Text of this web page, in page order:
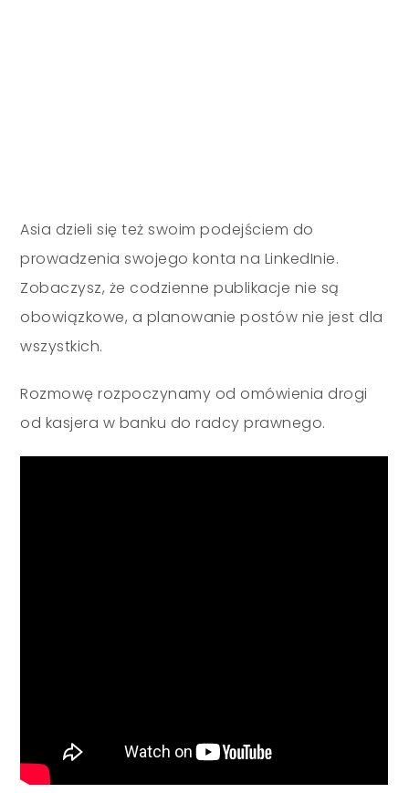
Asia dzieli się też swoim podejściem do
prowadzenia swojego konta na LinkedInie.
Zobaczysz, że codzienne publikacje nie są
obowiązkowe, a planowanie postów nie jest dla
wszystkich.
Rozmowę rozpoczynamy od omówienia drogi
od kasjera w banku do radcy prawnego.